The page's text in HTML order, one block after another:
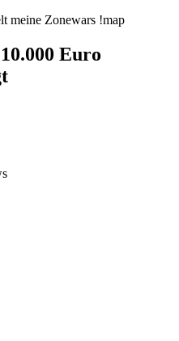
meine Zonewars !map
Euro